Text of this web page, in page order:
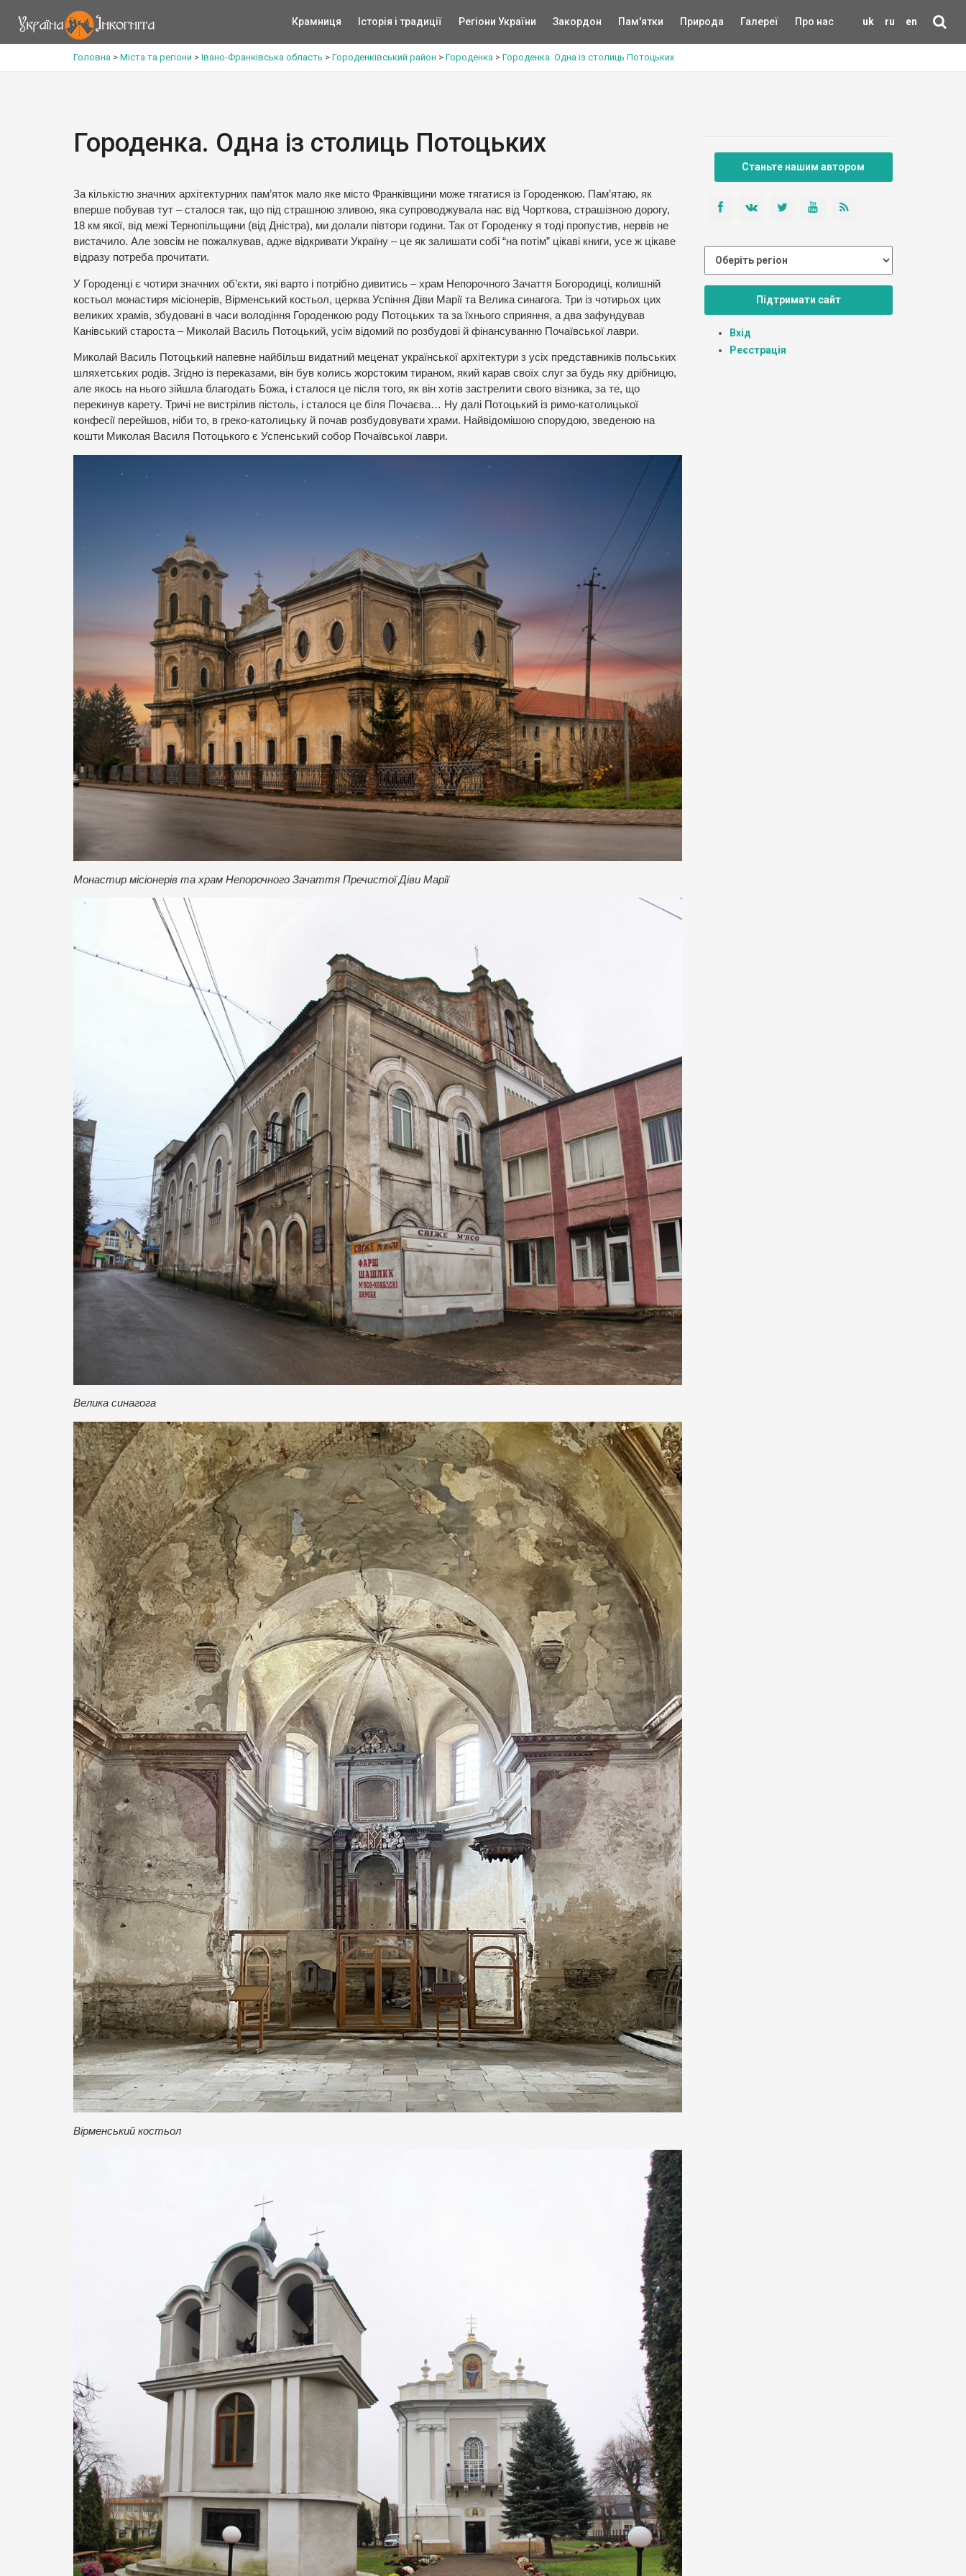
uk ru en
Крамниця Історія і традиції Регіони України Закордон Пам'ятки Природа Галереї Про нас
Головна > Міста та регіони > Івано-Франківська область > Городенківський район > Городенка > Городенка. Одна із столиць Потоцьких
Городенка. Одна із столиць Потоцьких
За кількістю значних архітектурних пам’яток мало яке місто Франківщини може тягатися із Городенкою. Пам’ятаю, як
вперше побував тут – сталося так, що під страшною зливою, яка супроводжувала нас від Чорткова, страшізною дорогу,
18 км якої, від межі Тернопільщини (від Дністра), ми долали півтори години. Так от Городенку я тоді пропустив, нервів не
вистачило. Але зовсім не пожалкував, адже відкривати Україну – це як залишати собі “на потім” цікаві книги, усе ж цікаве
відразу потреба прочитати.
У Городенці є чотири значних об’єкти, які варто і потрібно дивитись – храм Непорочного Зачаття Богородиці, колишній
костьол монастиря місіонерів, Вірменський костьол, церква Успіння Діви Марії та Велика синагога. Три із чотирьох цих
великих храмів, збудовані в часи володіння Городенкою роду Потоцьких та за їхнього сприяння, а два зафундував
Канівський староста – Миколай Василь Потоцький, усім відомий по розбудові й фінансуванню Почаївської лаври.
Миколай Василь Потоцький напевне найбільш видатний меценат української архітектури з усіх представників польських
шляхетських родів. Згідно із переказами, він був колись жорстоким тираном, який карав своїх слуг за будь яку дрібницю,
але якось на нього зійшла благодать Божа, і сталося це після того, як він хотів застрелити свого візника, за те, що
перекинув карету. Тричі не вистрілив пістоль, і сталося це біля Почаєва… Ну далі Потоцький із римо-католицької
конфесії перейшов, ніби то, в греко-католицьку й почав розбудовувати храми. Найвідомішою спорудою, зведеною на
кошти Миколая Василя Потоцького є Успенський собор Почаївської лаври.
Монастир місіонерів та храм Непорочного Зачаття Пречистої Діви Марії
Велика синагога
Вірменський костьол
Станьте нашим автором
Підтримати сайт
Вхід
Реєстрація